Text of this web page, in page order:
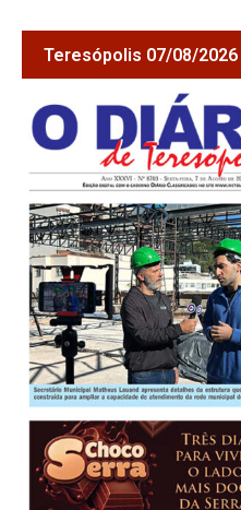
Teresópolis 07/08/2026